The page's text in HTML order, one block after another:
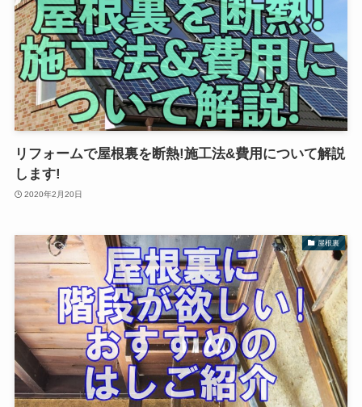
リフォームで屋根裏を断熱!施工法&費用について解説
します!
2020年2月20日
屋根裏